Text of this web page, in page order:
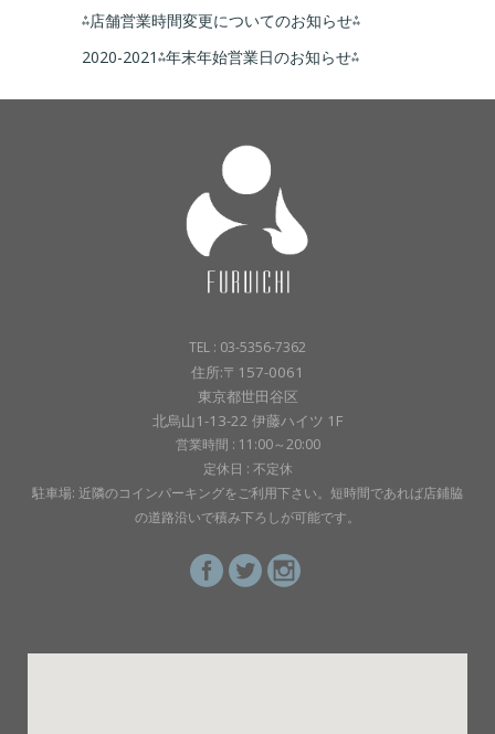
⁂店舗営業時間変更についてのお知らせ⁂
2020-2021⁂年末年始営業日のお知らせ⁂
TEL : 03-5356-7362
住所:〒157-0061
東京都世田谷区
北烏山1-13-22 伊藤ハイツ 1F
営業時間 : 11:00～20:00
定休日 : 不定休
駐車場: 近隣のコインパーキングをご利用下さい。短時間であれば店鋪脇
の道路沿いで積み下ろしが可能です。